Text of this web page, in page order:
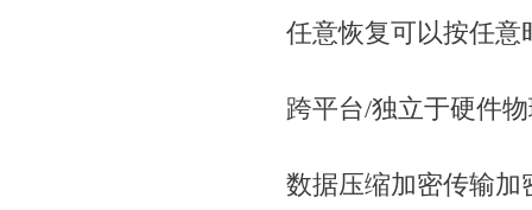
任意恢复可以按任意
跨平台/独立于硬件
数据压缩加密传输加